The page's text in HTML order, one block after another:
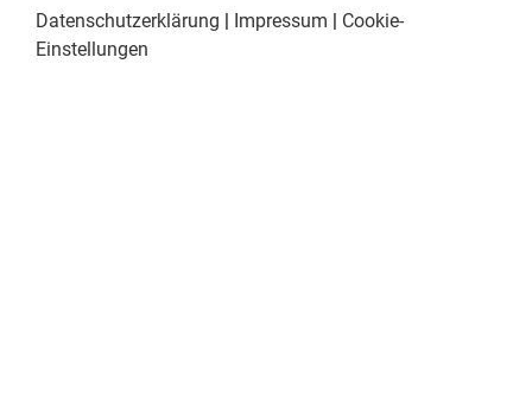
Datenschutzerklärung Impressum
Cookie-
Einstellungen